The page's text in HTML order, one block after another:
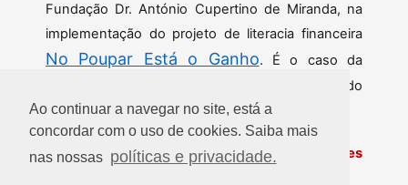
Ao continuar a navegar no site, está a
concordar com o uso de cookies. Saiba mais
nas nossas políticas e privacidade.
Fundação Dr. António Cupertino de Miranda, na
implementação do projeto de literacia financeira
No Poupar Está o Ganho. É o caso da
e do
Banco de Portugal.
Encontre toda a programação e informações